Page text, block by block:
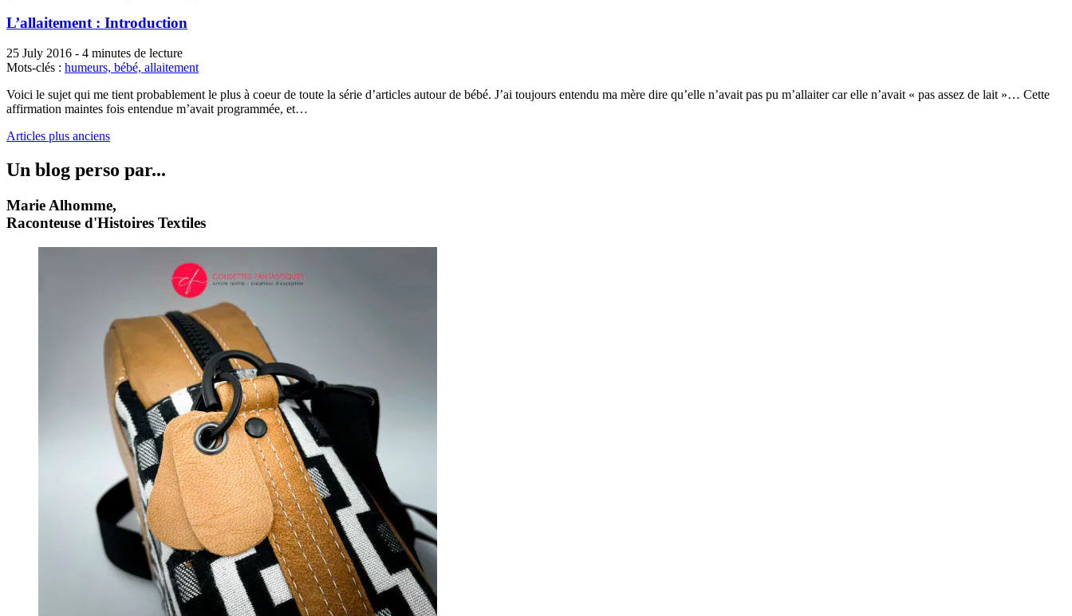
L’allaitement : Introduction
25 July 2016 - 4 minutes de lecture
Mots-clés : humeurs, bébé, allaitement
Voici le sujet qui me tient probablement le plus à coeur de toute la série d’articles autour de bébé. J’ai toujours entendu ma mère dire qu’elle n’avait pas pu m’allaiter car elle n’avait « pas assez de lait »… Cette
affirmation maintes fois entendue m’avait programmée, et…
Articles plus anciens
Un blog perso par...
Marie Alhomme,
Raconteuse d'Histoires Textiles